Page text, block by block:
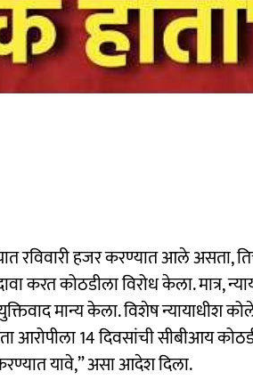
रविवारी हजर करण्यात आले असता,
करत कोठडीला विरोध केला. मात्र,
मान्य केला. विशेष न्यायाधीश
आरोपीला 14 दिवसांची सीबीआय
यावे,” असा आदेश दिला.